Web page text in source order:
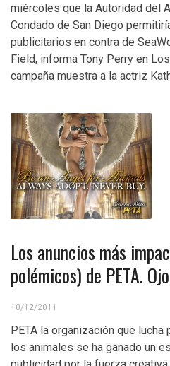
miércoles que la Autoridad del
Condado de San Diego
publicitarios en contra de
Field, informa Tony Perry en
campaña muestra a la actriz
Los anuncios más
polémicos) de PETA.
10/12/2011
PETA la organización que
los animales se ha ganado un